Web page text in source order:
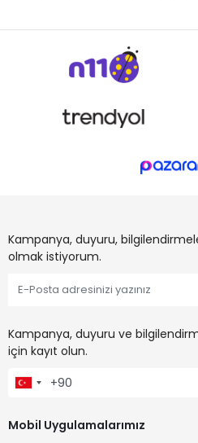
Kampanya, duyuru,
olmak istiyorum.
Kampanya, duyuru ve
için kayıt olun.
Mobil Uygulamalarımız